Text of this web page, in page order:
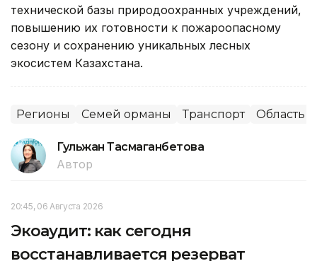
технической базы природоохранных учреждений,
повышению их готовности к пожароопасному
сезону и сохранению уникальных лесных
экосистем Казахстана.
Регионы Семей орманы Транспорт Область
Гульжан Тасмаганбетова
Автор
20:45, 06 Августа 2026
Экоаудит: как сегодня
восстанавливается резерват